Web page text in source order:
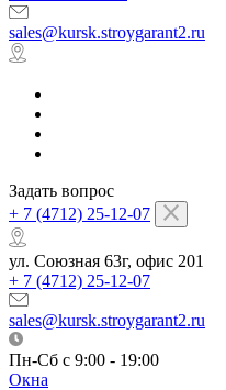
sales@kursk.stroygarant2.ru
Задать вопрос
+ 7 (4712) 25-12-07
ул. Союзная 63г, офис 201
+ 7 (4712) 25-12-07
sales@kursk.stroygarant2.ru
Пн-Сб с 9:00 - 19:00
Окна